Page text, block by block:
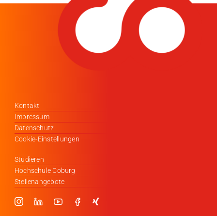
Kontakt
Impressum
Datenschutz
Cookie-Einstellungen
Studieren
Hochschule Coburg
Stellenangebote